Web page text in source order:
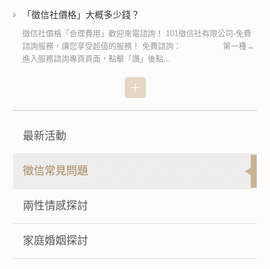
最新活動
徵信常見問題
兩性情感探討
家庭婚姻探討
「徵信社價格」大概多少錢？
徵信社價格「合理費用」歡迎來電諮詢！ 101徵信社有限公司-免費
諮詢服務，讓您享受超值的服務！ 免費諮詢： 第一種→
進入服務諮詢專頁頁面，點擊「讚」後點...